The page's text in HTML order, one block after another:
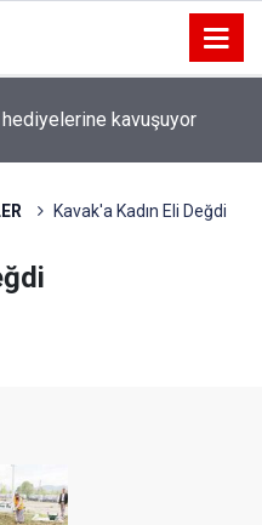
kavuşuyor
Kavak'a Kadın Eli Değdi